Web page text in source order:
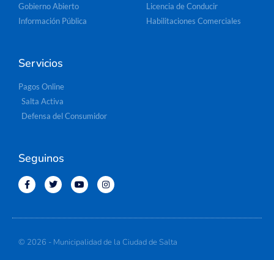
Gobierno Abierto
Información Pública
Licencia de Conducir
Habilitaciones Comerciales
Servicios
Pagos Online
Salta Activa
Defensa del Consumidor
Seguinos
© 2026 - Municipalidad de la Ciudad de Salta